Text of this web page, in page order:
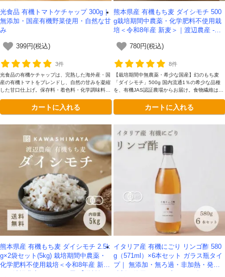
光食品 有機トマトケチャップ 300g｜
無添加・国産有機野菜使用・自然な甘
み
399円(税込)
3件
光食品の有機ケチャップは、完熟した海外産・国
産の有機トマトをブレンドし、自然の甘みを凝縮
した甘口仕上げ。保存料・着色料・化学調味料不
りいただけます。カートに入れる
熊本県産 有機もち麦 ダイシモチ 500
g栽培期間中農薬・化学肥料不使用栽
培＜令和8年産 新麦＞｜渡辺農産 -か
780円(税込)
8件
【栽培期間中無農薬・希少な国産】幻のもち麦
「ダイシモチ」500g 国内流通1％の希少な品種
を、有機JAS認証農場からお届け。食物繊維は白
麦β-グルカン」も摂取できます。皮付きのためポ
リフェノールも含有。もちプチ食感が咀嚼を促
シピ集＆炊き方動画特典付き！
カートに入れる
熊本県産 有機もち麦 ダイシモチ 2.5k
g×2袋セット(5kg) 栽培期間中農薬・
化学肥料不使用栽培＜令和8年産 新麦
イタリア産 有機にごり リンゴ酢 580
g（571ml）×6本セット ガラス瓶タイ
プ｜ 無添加・無ろ過・非加熱・発酵